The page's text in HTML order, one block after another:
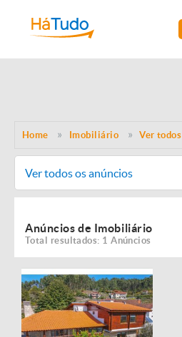
Home Imobiliário Ver todos
Ver todos os anúncios
Anúncios de Imobiliário
Total resultados: 1 Anúncios